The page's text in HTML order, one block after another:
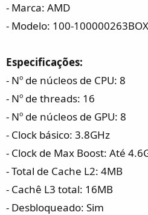
- Marca: AMD
- Modelo: 100-100000263BOX
Especificações:
- Nº de núcleos de CPU: 8
- Nº de threads: 16
- Nº de núcleos de GPU: 8
- Clock básico: 3.8GHz
- Clock de Max Boost: Até
- Total de Cache L2: 4MB
- Cachê L3 total: 16MB
- Desbloqueado: Sim